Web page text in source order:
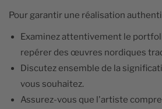
Pour garantir une réalisation
Examinez attentivement le
repérer des œuvres nordiques
Discutez ensemble de la
vous souhaitez.
Assurez-vous que l'artiste